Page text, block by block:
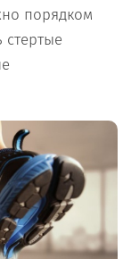
порядком
стертые